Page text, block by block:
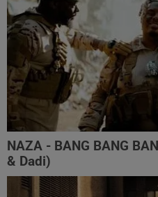
NAZA - BANG BANG
& Dadi)